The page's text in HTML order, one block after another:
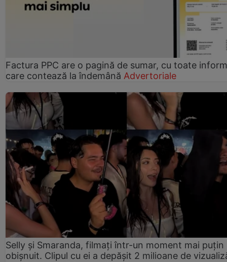
Factura PPC are o pagină de sumar, cu toate
care contează la îndemână Advertoriale
Selly și Smaranda, filmați într-un moment mai puțin
obișnuit. Clipul cu ei a depășit 2 milioane de